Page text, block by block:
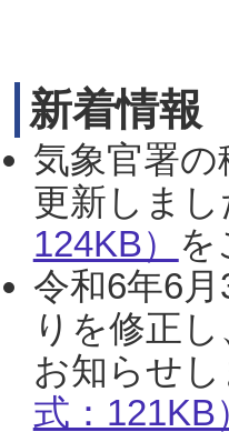
新着情報
気象官署
更新しま
124KB） を
令和6年6
りを修正
お知らせ
式：121KB